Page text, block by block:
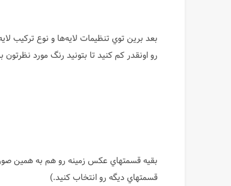
رو اونقدر كم كنيد تا بتونيد رنگ مورد
بقيه قسمتهاي عكس زمينه رو هم به همين
قسمتهاي ديگه رو انتخاب كنيد.)